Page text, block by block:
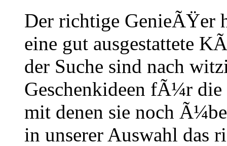
Der richtige GenieÃŸer
eine gut ausgestattete
der Suche sind nach
Geschenkideen fÃ¼r
mit denen sie noch
in unserer Auswahl das